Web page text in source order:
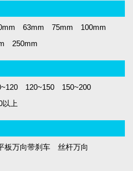
63mm 75mm
100mm
250mm
120~150
150~200
以上
板万向带刹车
丝杆万向